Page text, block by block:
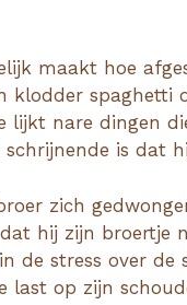
maakt hoe
klodder
lijkt nare dingen
is dat
zich
hij zijn
de stress over
last op zijn